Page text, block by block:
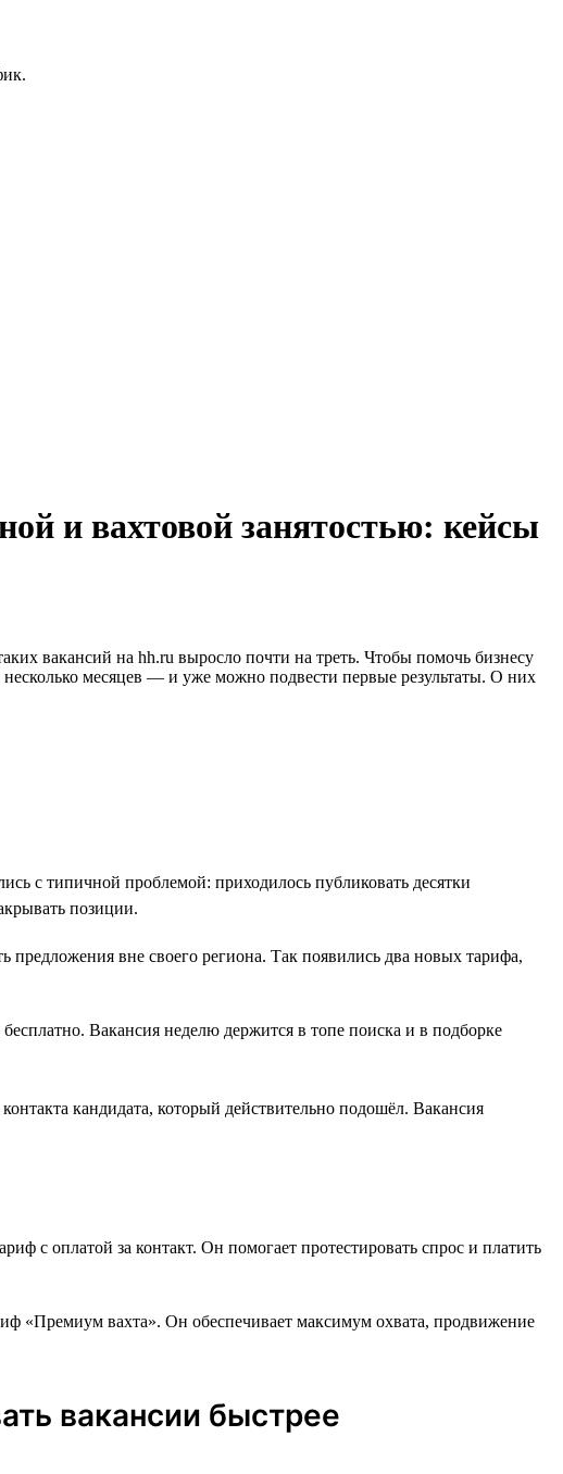
и вахтовой занятостью: кейсы
вакансий на hh.ru выросло почти на треть. Чтобы помочь бизнесу
месяцев — и уже можно подвести первые результаты. О них
с типичной проблемой: приходилось публиковать десятки
позиции.
предложения вне своего региона. Так появились два новых тарифа,
Вакансия неделю держится в топе поиска и в подборке
кандидата, который действительно подошёл. Вакансия
с оплатой за контакт. Он помогает протестировать спрос и платить
«Премиум вахта». Он обеспечивает максимум охвата, продвижение
вакансии быстрее